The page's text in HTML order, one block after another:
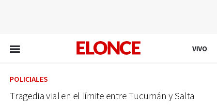
VIVO
POLICIALES
Tragedia vial en el límite entre Tucumán y Salta